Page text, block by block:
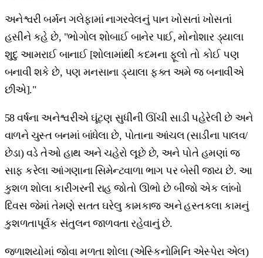
અનેશ્વરી બર્મન ગલેફામાં નાગરવેલનું પાન ખોસતાં ખોસતાં
હસીને કહે છે, "ભોગોલ શોબાઈ બાનેર પાઈ, મોનોશાર ડ્યાલા
શુદુ આમરાઈ બાનાઈ [શોલામાંથી કદમના ફૂલો તો કોઈ પણ
બનાવી શકે છે, પણ મનસાના ડ્યાલા ફક્ત અમે જ બનાવીએ
છીએ]."
58 વર્ષના અનેશ્વરીએ ઘૂંટણ સુધીની ઊંચી સાડી પહેરેલી છે અને
વાળને ચુસ્ત બનમાં બાંધેલા છે, પોતાના આંચલ (સાડીના પાલવ/
છેડા) વડે તેઓ હાથ અને ચહેરો લૂછે છે, અને પોતે હમણાં જ
સાફ કરેલા આંગણાના સિમેન્ટવાળા ભાગ પર બેસી જાય છે. આ
કુશળ શોલા કારીગરની રાહ જોતો ઊભો છે બીજો એક લાંબો
દિવસ જેમાં તેમણે સતત ઘરેલુ કામકાજ અને હસ્તકલા કામનું
કુશળતાપૂર્વક સંતુલન જાળવતા રહેવાનું છે.
જળાશયોમાં જોવા મળતા શોલા (એસ્કિનોમિનિ એસ્પેરા એલ)